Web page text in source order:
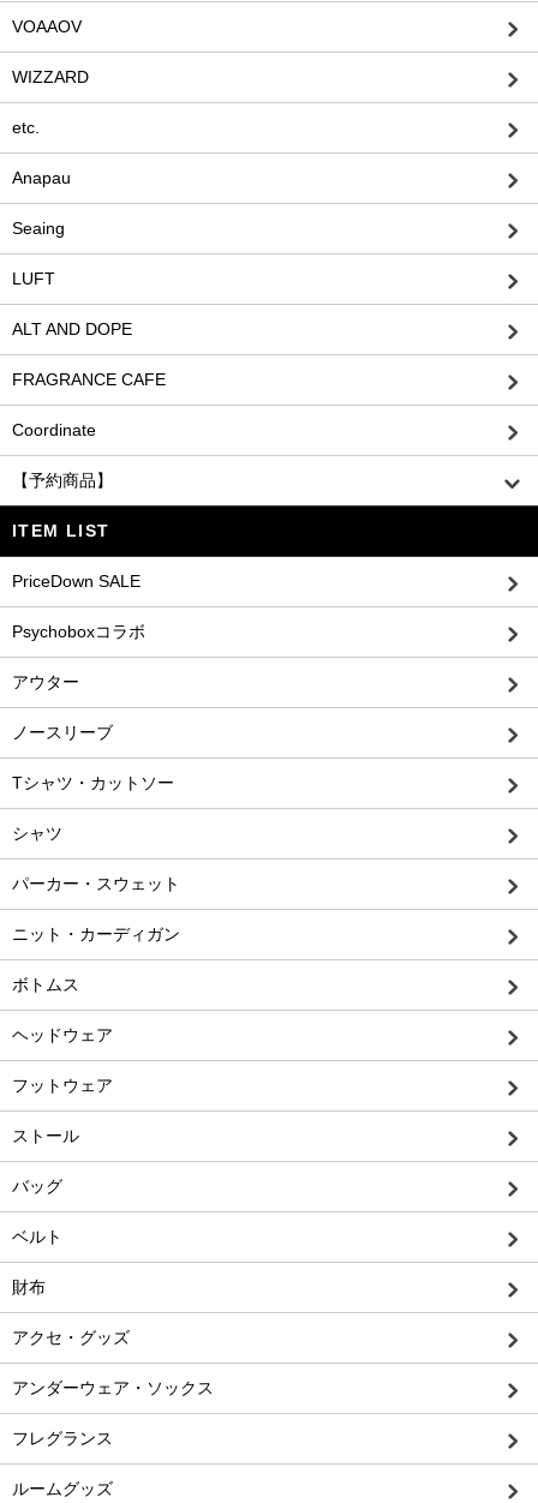
VOAAOV
WIZZARD
etc.
Anapau
Seaing
LUFT
ALT AND DOPE
FRAGRANCE CAFE
Coordinate
【予約商品】
ITEM LIST
PriceDown SALE
Psychoboxコラボ
アウター
ノースリーブ
Tシャツ・カットソー
シャツ
パーカー・スウェット
ニット・カーディガン
ボトムス
ヘッドウェア
フットウェア
ストール
バッグ
ベルト
財布
アクセ・グッズ
アンダーウェア・ソックス
フレグランス
ルームグッズ